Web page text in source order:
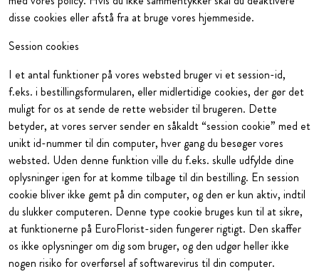
disse cookies eller afstå fra at bruge vores hjemmeside.
Session cookies
I et antal funktioner på vores websted bruger vi et session-id,
f.eks. i bestillingsformularen, eller midlertidige cookies, der gør det
muligt for os at sende de rette websider til brugeren. Dette
betyder, at vores server sender en såkaldt “session cookie” med et
unikt id-nummer til din computer, hver gang du besøger vores
websted. Uden denne funktion ville du f.eks. skulle udfylde dine
oplysninger igen for at komme tilbage til din bestilling. En session
cookie bliver ikke gemt på din computer, og den er kun aktiv, indtil
du slukker computeren. Denne type cookie bruges kun til at sikre,
at funktionerne på EuroFlorist-siden fungerer rigtigt. Den skaffer
os ikke oplysninger om dig som bruger, og den udgør heller ikke
nogen risiko for overførsel af softwarevirus til din computer.